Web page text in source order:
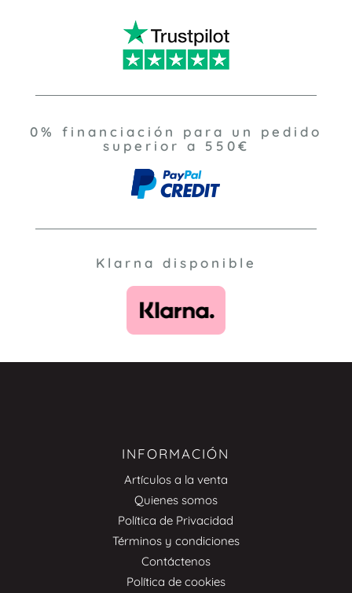
0% financiación para un pedido
superior a 550€
Klarna disponible
INFORMACIÓN
Artículos a la venta
Quienes somos
Política de Privacidad
Términos y condiciones
Contáctenos
Política de cookies